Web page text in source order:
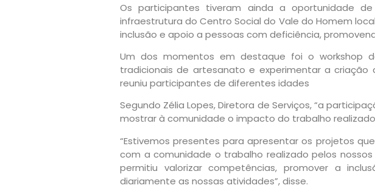
Os participantes tiveram ainda a oportunidade
infraestrutura do Centro Social do Vale do Homem
inclusão e apoio a pessoas com deficiência,
Um dos momentos em destaque foi o workshop
tradicionais de artesanato e experimentar a
reuniu participantes de diferentes idades
Segundo Zélia Lopes, Diretora de Serviços, “a
mostrar à comunidade o impacto do trabalho
“Estivemos presentes para apresentar os projetos
com a comunidade o trabalho realizado pelos
permitiu valorizar competências, promover a
diariamente as nossas atividades”, disse.